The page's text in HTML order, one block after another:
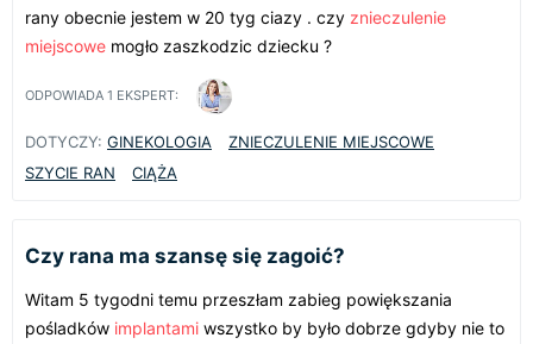
rany obecnie jestem w 20 tyg ciazy . czy znieczulenie
miejscowe mogło zaszkodzic dziecku ?
ODPOWIADA 1 EKSPERT:
DOTYCZY: GINEKOLOGIA
ZNIECZULENIE MIEJSCOWE
SZYCIE RAN
CIĄŻA
Czy rana ma szansę się zagoić?
Witam 5 tygodni temu przeszłam zabieg powiększania
pośladków implantami wszystko by było dobrze gdyby nie to